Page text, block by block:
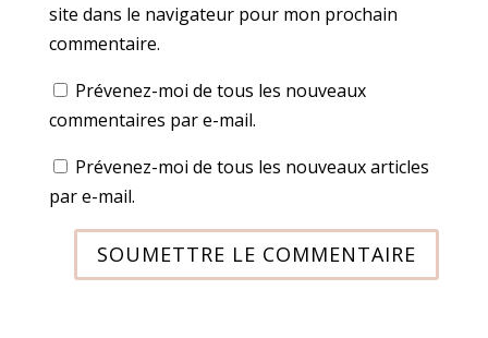
site dans le navigateur pour mon prochain
commentaire.
Prévenez-moi de tous les nouveaux
commentaires par e-mail.
Prévenez-moi de tous les nouveaux articles
par e-mail.
SOUMETTRE LE COMMENTAIRE